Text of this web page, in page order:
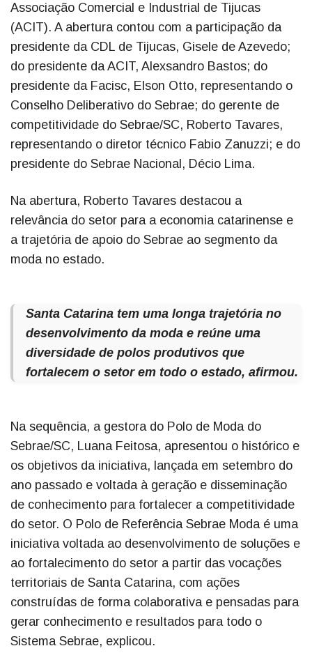
Associação Comercial e Industrial de Tijucas
(ACIT). A abertura contou com a participação da
presidente da CDL de Tijucas, Gisele de Azevedo;
do presidente da ACIT, Alexsandro Bastos; do
presidente da Facisc, Elson Otto, representando o
Conselho Deliberativo do Sebrae; do gerente de
competitividade do Sebrae/SC, Roberto Tavares,
representando o diretor técnico Fabio Zanuzzi; e do
presidente do Sebrae Nacional, Décio Lima.
Na abertura, Roberto Tavares destacou a
relevância do setor para a economia catarinense e
a trajetória de apoio do Sebrae ao segmento da
moda no estado.
Santa Catarina tem uma longa trajetória no
desenvolvimento da moda e reúne uma
diversidade de polos produtivos que
fortalecem o setor em todo o estado, afirmou.
Na sequência, a gestora do Polo de Moda do
Sebrae/SC, Luana Feitosa, apresentou o histórico e
os objetivos da iniciativa, lançada em setembro do
ano passado e voltada à geração e disseminação
de conhecimento para fortalecer a competitividade
do setor. O Polo de Referência Sebrae Moda é uma
iniciativa voltada ao desenvolvimento de soluções e
ao fortalecimento do setor a partir das vocações
territoriais de Santa Catarina, com ações
construídas de forma colaborativa e pensadas para
gerar conhecimento e resultados para todo o
Sistema Sebrae, explicou.